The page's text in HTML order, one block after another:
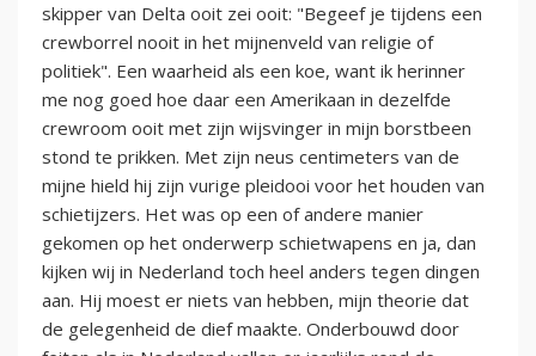
skipper van Delta ooit zei ooit: "Begeef je tijdens een
crewborrel nooit in het mijnenveld van religie of
politiek". Een waarheid als een koe, want ik herinner
me nog goed hoe daar een Amerikaan in dezelfde
crewroom ooit met zijn wijsvinger in mijn borstbeen
stond te prikken. Met zijn neus centimeters van de
mijne hield hij zijn vurige pleidooi voor het houden van
schietijzers. Het was op een of andere manier
gekomen op het onderwerp schietwapens en ja, dan
kijken wij in Nederland toch heel anders tegen dingen
aan. Hij moest er niets van hebben, mijn theorie dat
de gelegenheid de dief maakte. Onderbouwd door